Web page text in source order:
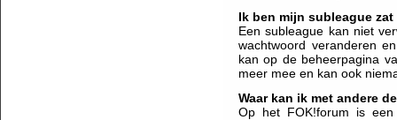
Ik ben mijn subleague
Een subleague kan niet
wachtwoord veranderen
kan op de beheerpagina
meer mee en kan ook
Waar kan ik met andere
Op het FOK!forum is een